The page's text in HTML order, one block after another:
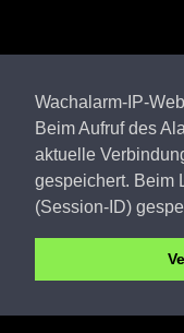
Wachalarm-IP-
Beim Aufruf des
aktuelle
gespeichert. Beim
(Session-ID)
Amt